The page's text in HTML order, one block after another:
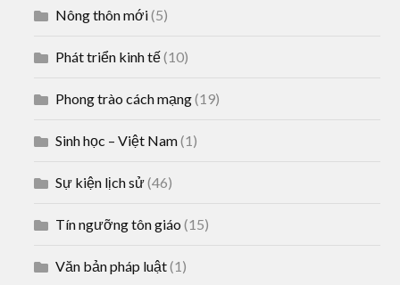
Nông thôn mới(5)
Phát triển kinh tế(10)
Phong trào cách mạng(19)
Sinh học – Việt Nam(1)
Sự kiện lịch sử(46)
Tín ngưỡng tôn giáo (15)
Văn bản pháp luật(1)